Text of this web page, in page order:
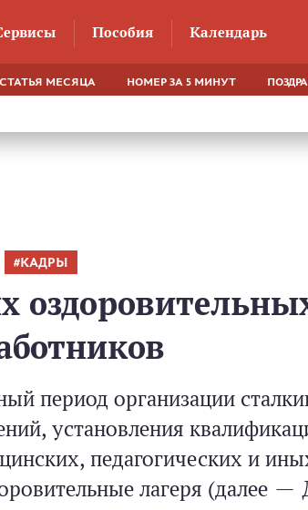
Пособия Календарь
СТАТЬЯ МЕСЯЦА НОМЕР ЗА 5 МИНУТ
КАДРЫ
период организации
установления
педагогических и
лагеря (далее